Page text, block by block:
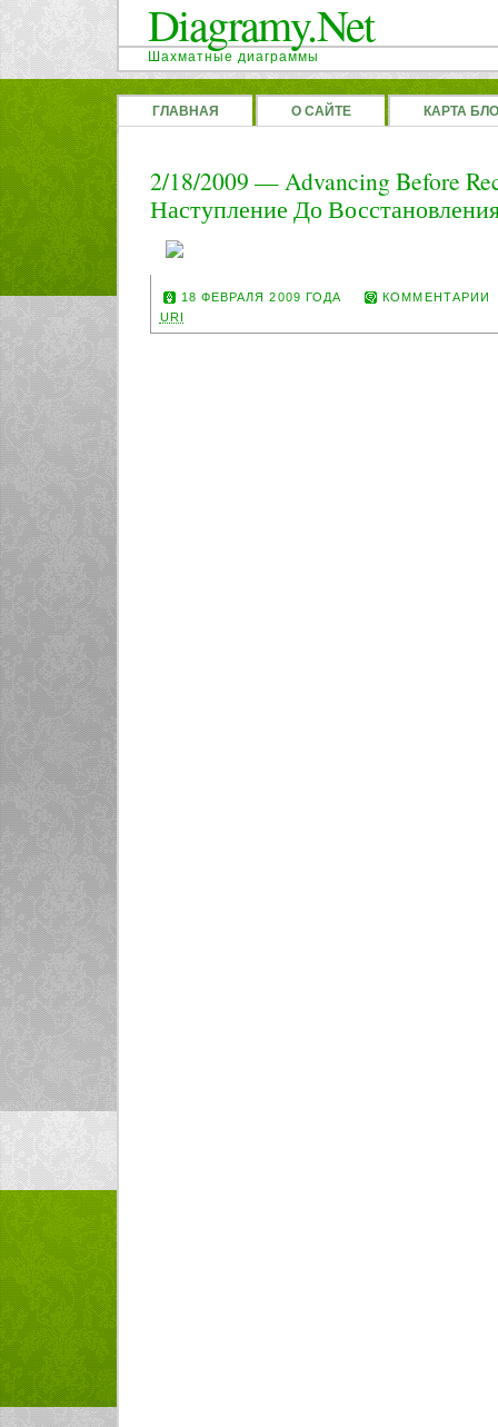
Diagramy.Net
Шахматные диаграммы
ГЛАВНАЯ О САЙТЕ КАРТА
2/18/2009 — Advancing Before
Наступление До
18 ФЕВРАЛЯ 2009 ГОДА
КОММЕНТАРИИ
URI